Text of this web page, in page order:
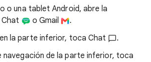
o una tablet Android, abre la
o Gmail
.
en la parte inferior, toca Chat
.
navegación de la parte inferior, toca